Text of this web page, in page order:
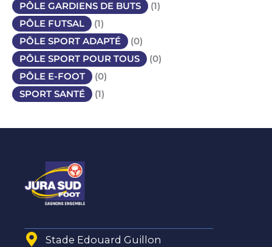
PÔLE GARDIENS DE BUTS
(1)
PÔLE FUTSAL
(1)
PÔLE SPORT ADAPTÉ
(0)
PÔLE SPORT POUR TOUS
(0)
PÔLE E-FOOT
(0)
SPORT SANTÉ
(1)
Stade Edouard Guillon